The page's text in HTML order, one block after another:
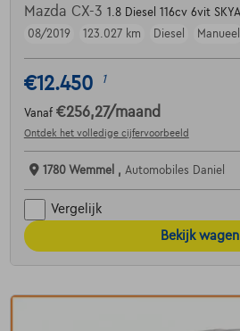
Mazda CX-3 1.8 Diesel 116cv 6vit
08/2019
123.027 km Diesel Manueel
€12.450 1
Vanaf €256,27/maand
Ontdek het volledige cijfervoorbeeld
1780 Wemmel , Automobiles Daniel
Vergelijk
Bekijk wagen